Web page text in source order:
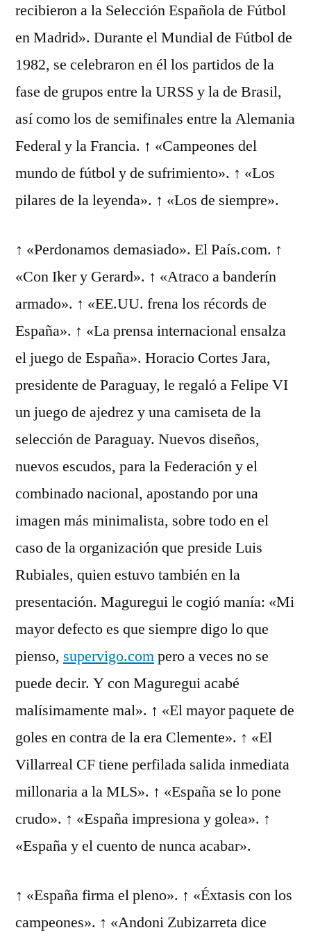
recibieron a la Selección Española de Fútbol
en Madrid». Durante el Mundial de Fútbol de
1982, se celebraron en él los partidos de la
fase de grupos entre la URSS y la de Brasil,
así como los de semifinales entre la Alemania
Federal y la Francia. ↑ «Campeones del
mundo de fútbol y de sufrimiento». ↑ «Los
pilares de la leyenda». ↑ «Los de siempre».
↑ «Perdonamos demasiado». El País.com. ↑
«Con Iker y Gerard». ↑ «Atraco a banderín
armado». ↑ «EE.UU. frena los récords de
España». ↑ «La prensa internacional ensalza
el juego de España». Horacio Cortes Jara,
presidente de Paraguay, le regaló a Felipe VI
un juego de ajedrez y una camiseta de la
selección de Paraguay. Nuevos diseños,
nuevos escudos, para la Federación y el
combinado nacional, apostando por una
imagen más minimalista, sobre todo en el
caso de la organización que preside Luis
Rubiales, quien estuvo también en la
presentación. Maguregui le cogió manía: «Mi
mayor defecto es que siempre digo lo que
pienso, supervigo.compero a veces no se
puede decir. Y con Maguregui acabé
malísimamente mal». ↑ «El mayor paquete de
goles en contra de la era Clemente». ↑ «El
Villarreal CF tiene perfilada salida inmediata
millonaria a la MLS». ↑ «España se lo pone
crudo». ↑ «España impresiona y golea». ↑
«España y el cuento de nunca acabar».
↑ «España firma el pleno». ↑ «Éxtasis con los
campeones». ↑ «Andoni Zubizarreta dice